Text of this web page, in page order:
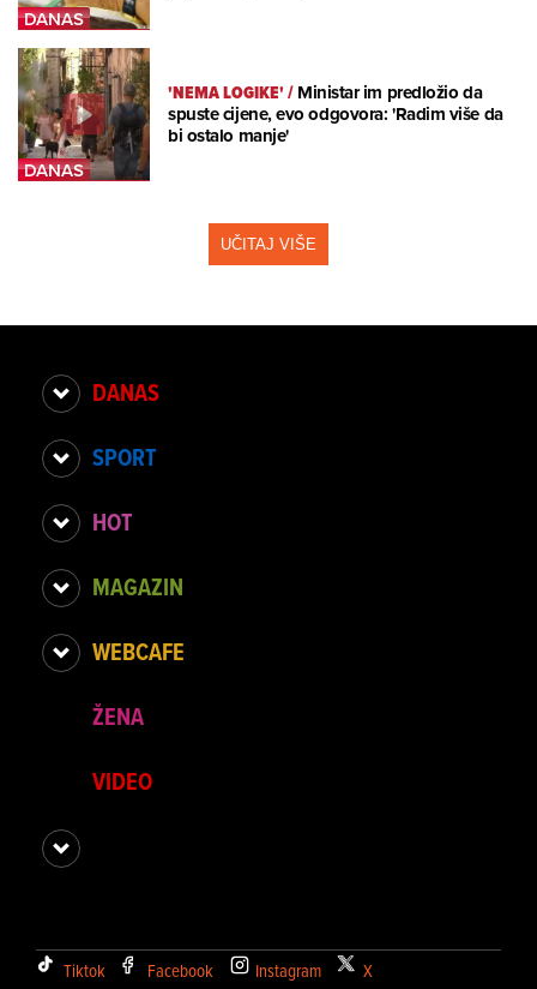
'NEMA LOGIKE'/Ministar im predložio da
spuste cijene, evo odgovora: 'Radim više da
bi ostalo manje'
UČITAJ VIŠE
DANAS
SPORT
HOT
MAGAZIN
WEBCAFE
ŽENA
VIDEO
Tiktok Facebook Instagram X